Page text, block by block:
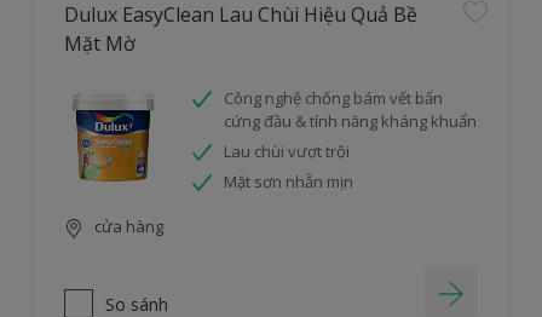
Dulux EasyClean Lau Chùi Hiệu Quả Bề
Mặt Mờ
Công nghệ chống bám vết bẩn
cứng đầu & tính năng kháng khuẩn
Lau chùi vượt trội
Mặt sơn nhẵn mịn
cửa hàng
So sánh